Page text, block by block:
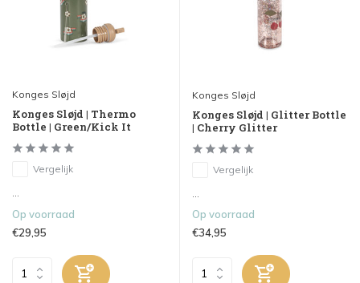
Konges Sløjd
Konges Sløjd | Thermo
Bottle | Green/Kick It
Vergelijk
...
Op voorraad
€29,95
Konges Sløjd
Konges Sløjd | Glitter Bottle
| Cherry Glitter
Vergelijk
Op voorraad
€34,95